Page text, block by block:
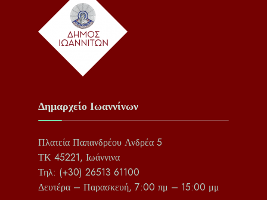
Δημαρχείο Ιωαννίνων
Πλατεία Παπανδρέου Ανδρέα 5
ΤΚ 45221, Ιωάννινα
Τηλ: (+30) 26513 61100
Δευτέρα – Παρασκευή, 7:00 πμ – 15:00 μμ